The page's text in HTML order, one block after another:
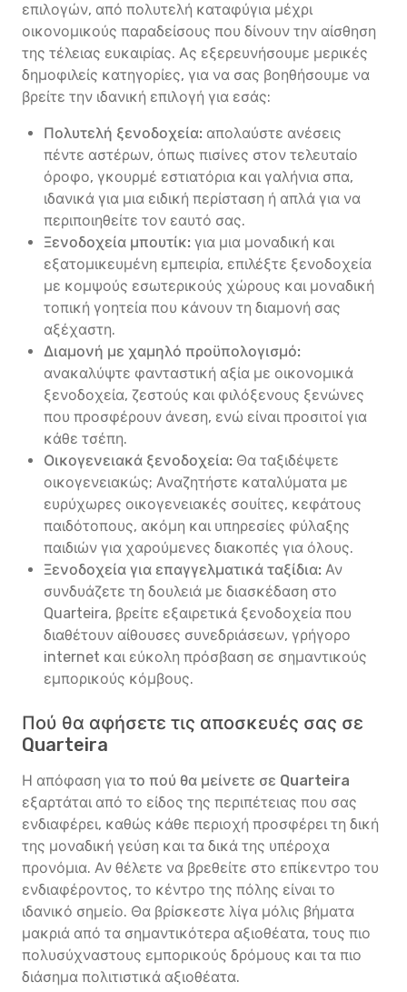
επιλογών, από πολυτελή καταφύγια μέχρι
οικονομικούς παραδείσους που δίνουν την αίσθηση
της τέλειας ευκαιρίας. Ας εξερευνήσουμε μερικές
δημοφιλείς κατηγορίες, για να σας βοηθήσουμε να
βρείτε την ιδανική επιλογή για εσάς:
Πολυτελή ξενοδοχεία: απολαύστε ανέσεις
πέντε αστέρων, όπως πισίνες στον τελευταίο
όροφο, γκουρμέ εστιατόρια και γαλήνια σπα,
ιδανικά για μια ειδική περίσταση ή απλά για να
περιποιηθείτε τον εαυτό σας.
Ξενοδοχεία μπουτίκ: για μια μοναδική και
εξατομικευμένη εμπειρία, επιλέξτε ξενοδοχεία
με κομψούς εσωτερικούς χώρους και μοναδική
τοπική γοητεία που κάνουν τη διαμονή σας
αξέχαστη.
Διαμονή με χαμηλό προϋπολογισμό:
ανακαλύψτε φανταστική αξία με οικονομικά
ξενοδοχεία, ζεστούς και φιλόξενους ξενώνες
που προσφέρουν άνεση, ενώ είναι προσιτοί για
κάθε τσέπη.
Οικογενειακά ξενοδοχεία: Θα ταξιδέψετε
οικογενειακώς; Αναζητήστε καταλύματα με
ευρύχωρες οικογενειακές σουίτες, κεφάτους
παιδότοπους, ακόμη και υπηρεσίες φύλαξης
παιδιών για χαρούμενες διακοπές για όλους.
Ξενοδοχεία για επαγγελματικά ταξίδια: Αν
συνδυάζετε τη δουλειά με διασκέδαση στο
Quarteira, βρείτε εξαιρετικά ξενοδοχεία που
διαθέτουν αίθουσες συνεδριάσεων, γρήγορο
internet και εύκολη πρόσβαση σε σημαντικούς
εμπορικούς κόμβους.
Πού θα αφήσετε τις αποσκευές σας σε
Quarteira
Η απόφαση για το πού θα μείνετε σε Quarteira
εξαρτάται από το είδος της περιπέτειας που σας
ενδιαφέρει, καθώς κάθε περιοχή προσφέρει τη δική
της μοναδική γεύση και τα δικά της υπέροχα
προνόμια. Αν θέλετε να βρεθείτε στο επίκεντρο του
ενδιαφέροντος, το κέντρο της πόλης είναι το
ιδανικό σημείο. Θα βρίσκεστε λίγα μόλις βήματα
μακριά από τα σημαντικότερα αξιοθέατα, τους πιο
πολυσύχναστους εμπορικούς δρόμους και τα πιο
διάσημα πολιτιστικά αξιοθέατα.